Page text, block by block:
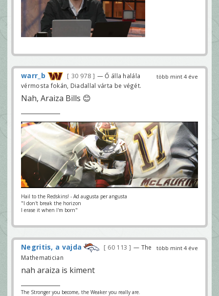
több mint 4 éve
warr_b 30 978
— Ő álla halála
vérmosta fokán, Diadallal várta be végét.
Nah, Araiza Bills 😊
Hail to the Redskins! - Ad augusta per angusta
"I don't break the horizon
I erase it when I'm born"
több mint 4 éve
Negritis, a vajda 60 113
— The
Mathematician
nah araiza is kiment
The Stronger you become, the Weaker you really are.